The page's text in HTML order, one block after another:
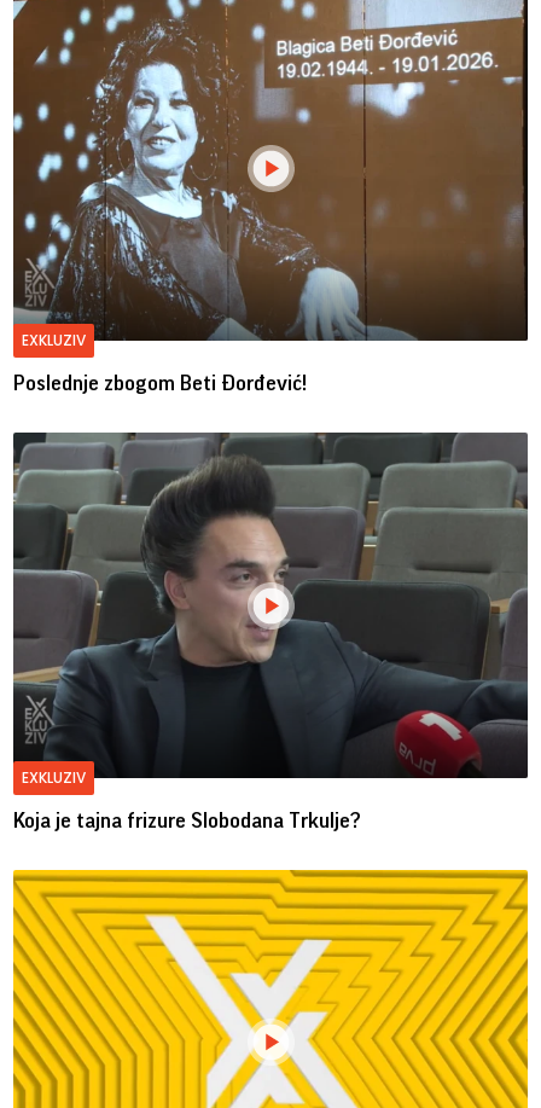
EXKLUZIV
Poslednje zbogom Beti Đorđević!
EXKLUZIV
Koja je tajna frizure Slobodana Trkulje?